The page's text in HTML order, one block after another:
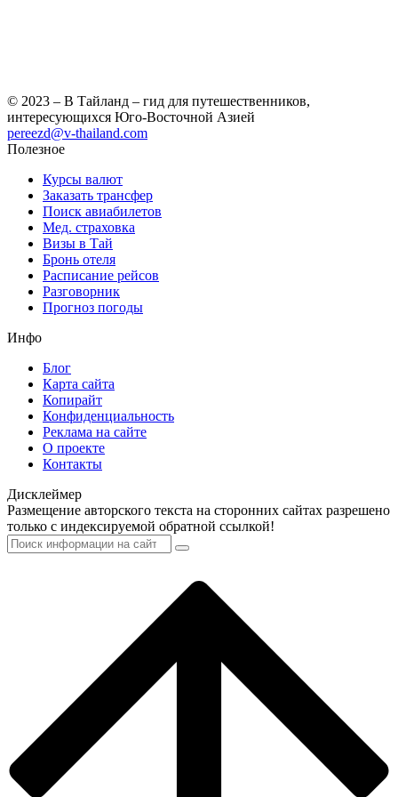
© 2023 – В Тайланд – гид для путешественников,
интересующихся Юго-Восточной Азией
pereezd@v-thailand.com
Полезное
Курсы валют
Заказать трансфер
Поиск авиабилетов
Мед. страховка
Визы в Тай
Бронь отеля
Расписание рейсов
Разговорник
Прогноз погоды
Инфо
Блог
Карта сайта
Копирайт
Конфиденциальность
Реклама на сайте
О проекте
Контакты
Дисклеймер
Размещение авторского текста на сторонних сайтах разрешено
только с индексируемой обратной ссылкой!